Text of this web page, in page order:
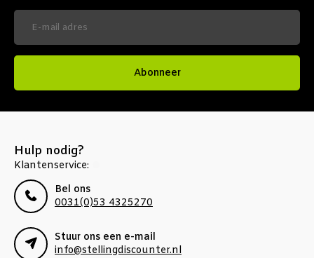
Abonneer
Hulp nodig?
Klantenservice:
Bel ons
0031(0)53 4325270
Stuur ons een e-mail
info@stellingdiscounter.nl